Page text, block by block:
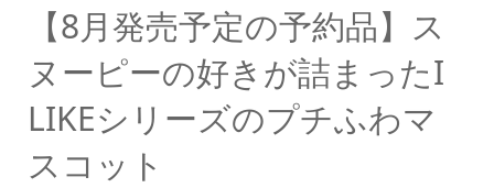
【8月発売予定の予約品】ス
ヌーピーの好きが詰まったI
LIKEシリーズのプチふわマ
スコット